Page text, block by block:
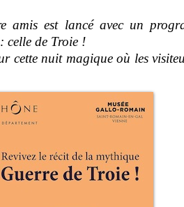
amis est lancé avec un
celle de Troie !
cette nuit magique où les